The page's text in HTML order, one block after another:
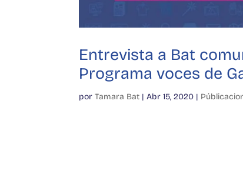
Entrevista a Bat
Programa voces de
porTamara Bat |Abr 15, 2020 |